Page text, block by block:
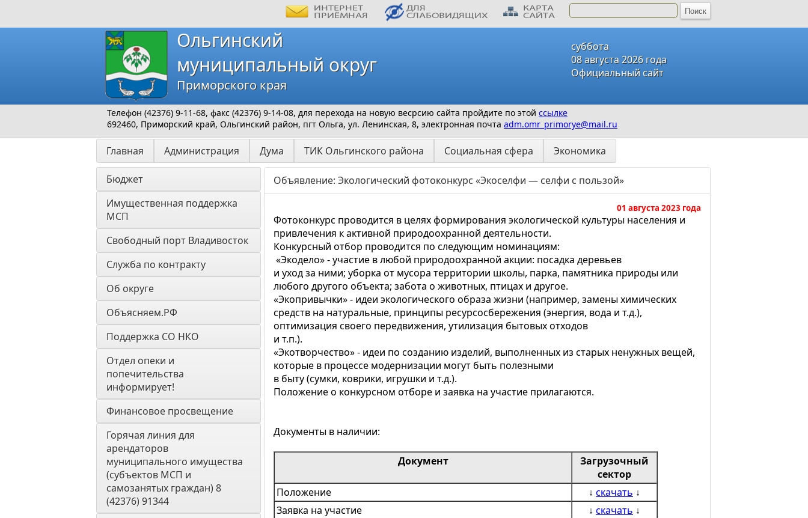
суббота
08 августа 2026 года
Официальный сайт
Ольгинский
муниципальный округ
Приморского края
Телефон (42376) 9-11-68, факс (42376) 9-14-08, для перехода на новую весрсию сайта пройдите по этой ссылке
692460, Приморский край, Ольгинский район, пгт Ольга, ул. Ленинская, 8, электронная почта adm.omr_primorye@mail.ru
Главная Администрация Дума ТИК Ольгинского района Социальная сфера Экономика
Бюджет
Имущественная поддержка
МСП
Свободный порт Владивосток
Служба по контракту
Об округе
Объясняем.РФ
Поддержка СО НКО
Отдел опеки и
попечительства
информирует!
Финансовое просвещение
Горячая линия для
арендаторов
муниципального имущества
(субъектов МСП и
самозанятых граждан) 8
(42376) 91344
Объявление: Экологический фотоконкурс «Экоселфи — селфи с пользой»
01 августа 2023 года
Фотоконкурс проводится в целях формирования экологической культуры населения и
привлечения к активной природоохранной деятельности.
Конкурсный отбор проводится по следующим номинациям:
«Экодело» - участие в любой природоохранной акции: посадка деревьев
и уход за ними; уборка от мусора территории школы, парка, памятника природы или
любого другого объекта; забота о животных, птицах и другое.
«Экопривычки» - идеи экологического образа жизни (например, замены химических
средств на натуральные, принципы ресурсосбережения (энергия, вода и т.д.),
оптимизация своего передвижения, утилизация бытовых отходов
и т.п.).
«Экотворчество» - идеи по созданию изделий, выполненных из старых ненужных вещей,
которые в процессе модернизации могут быть полезными
в быту (сумки, коврики, игрушки и т.д.).
Положение о конкурсном отборе и заявка на участие прилагаются.
Документы в наличии:
Документ
Загрузочный
сектор
Положение
↓ скачать ↓
Заявка на участие
↓ скачать ↓